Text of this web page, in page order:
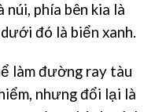
núi, phía bên kia là
đó là biển xanh.
làm đường ray tàu
nhưng đổi lại là